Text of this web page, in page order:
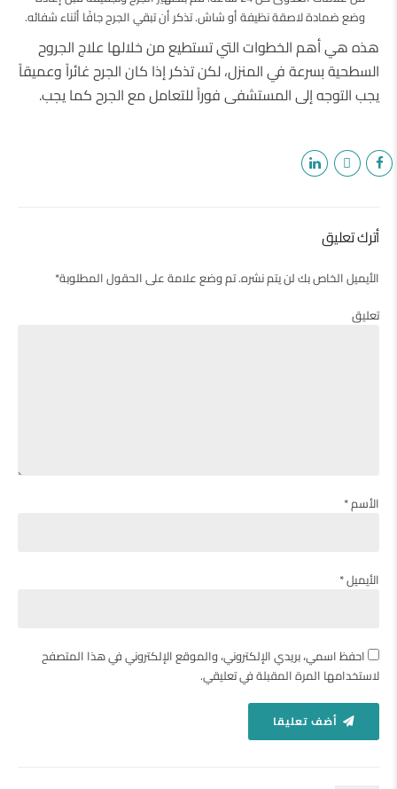
وضع ضمادة لاصقة نظيفة أو شاش. تذكر أن تبقي الجرح جافًا أثناء شفائه.
هذه هي أهم الخطوات التي تستطيع من خلالها علاج الجروح
السطحية بسرعة في المنزل، لكن تذكر إذا كان الجرح غائراً وعميقاً
يجب التوجه إلى المستشفى فوراً للتعامل مع الجرح كما يجب.
أترك تعليق
الأيميل الخاص بك لن يتم نشره. تم وضع علامة على الحقول المطلوبة*
تعليق
الأسم *
الأيميل *
احفظ اسمي، بريدي الإلكتروني، والموقع الإلكتروني في هذا المتصفح
لاستخدامها المرة المقبلة في تعليقي.
أضف تعليقا